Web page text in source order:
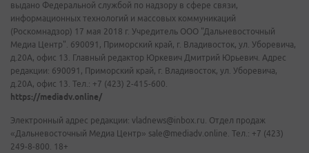
выдано Федеральной службой по надзору в сфере связи,
информационных технологий и массовых коммуникаций
(Роскомнадзор) 17 мая 2018 г. Учредитель ООО "Дальневосточный
Медиа Центр". 690091, Приморский край, г. Владивосток, ул. Уборевича,
д.20А, офис 13. Главный редактор Юркевич Дмитрий Юрьевич. Адрес
редакции: 690091, Приморский край, г. Владивосток, ул. Уборевича,
д.20А, офис 13. Тел.: +7 (423) 2-415-600.
https://mediadv.online/
Электронный адрес редакции: vladnews@inbox.ru. Отдел продаж
«Дальневосточный Медиа Центр» sale@mediadv.online. Тел.: +7 (423)
249-8-800. 18+